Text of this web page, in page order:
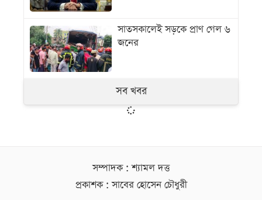
সাতসকালেই সড়কে প্রাণ গেল ৬
জনের
সব খবর
সম্পাদক : শ্যামল দত্ত
প্রকাশক : সাবের হোসেন চৌধুরী